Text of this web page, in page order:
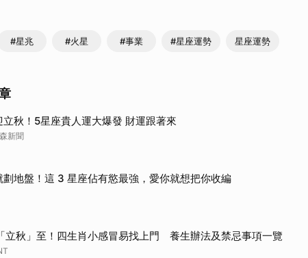
#星兆 #火星 #事業 #星座運勢 星座運勢
立秋！5星座貴人運大爆發 財運跟著來
新聞
劃地盤！這 3 星座佔有慾最強，愛你就想把你收編
立秋」至！四生肖小感冒易找上門 養生辦法及禁忌事項一覽